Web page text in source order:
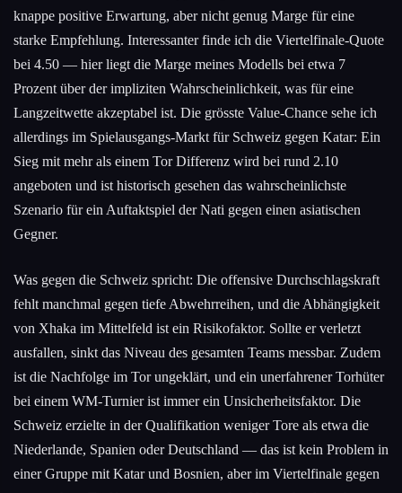
knappe positive Erwartung, aber nicht genug Marge für eine
starke Empfehlung. Interessanter finde ich die Viertelfinale-Quote
bei 4.50 — hier liegt die Marge meines Modells bei etwa 7
Prozent über der impliziten Wahrscheinlichkeit, was für eine
Langzeitwette akzeptabel ist. Die grösste Value-Chance sehe ich
allerdings im Spielausgangs-Markt für Schweiz gegen Katar: Ein
Sieg mit mehr als einem Tor Differenz wird bei rund 2.10
angeboten und ist historisch gesehen das wahrscheinlichste
Szenario für ein Auftaktspiel der Nati gegen einen asiatischen
Gegner.
Was gegen die Schweiz spricht: Die offensive Durchschlagskraft
fehlt manchmal gegen tiefe Abwehrreihen, und die Abhängigkeit
von Xhaka im Mittelfeld ist ein Risikofaktor. Sollte er verletzt
ausfallen, sinkt das Niveau des gesamten Teams messbar. Zudem
ist die Nachfolge im Tor ungeklärt, und ein unerfahrener Torhüter
bei einem WM-Turnier ist immer ein Unsicherheitsfaktor. Die
Schweiz erzielte in der Qualifikation weniger Tore als etwa die
Niederlande, Spanien oder Deutschland — das ist kein Problem in
einer Gruppe mit Katar und Bosnien, aber im Viertelfinale gegen